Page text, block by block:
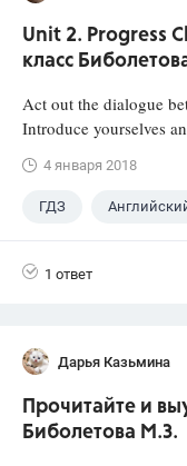
Unit 2. Progress
класс
Act out the dialogue
Introduce yourselves
4 января 2018
ГДЗ
1 ответ
Дарья Казьмина
Прочитайте и
Биболетова М.З.